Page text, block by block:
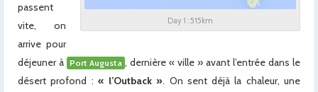
Day 1 : 515km
passent
vite, on
arrive pour
déjeuner à
Port Augusta , dernière « ville » avant l’entrée dans le
désert profond : « l’Outback ». On sent déjà la chaleur, une